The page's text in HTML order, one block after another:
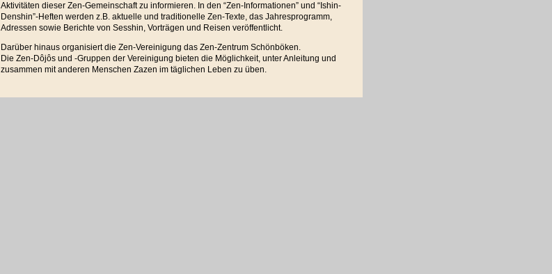
Aktivitäten dieser Zen-Gemeinschaft zu informieren. In den “Zen-Informationen” und “Ishin-
Denshin”-Heften werden z.B. aktuelle und traditionelle Zen-Texte, das Jahresprogramm,
Adressen sowie Berichte von Sesshin, Vorträgen und Reisen veröffentlicht.
Darüber hinaus organisiert die Zen-Vereinigung das Zen-Zentrum Schönböken.
Die Zen-Dôjôs und -Gruppen der Vereinigung bieten die Möglichkeit, unter Anleitung und
zusammen mit anderen Menschen Zazen im täglichen Leben zu üben.